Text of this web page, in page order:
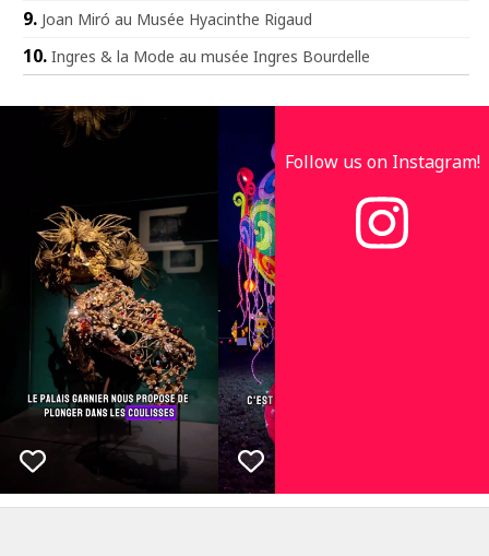
Joan Miró au Musée Hyacinthe Rigaud
Ingres & la Mode au musée Ingres Bourdelle
Follow us on Instagram!